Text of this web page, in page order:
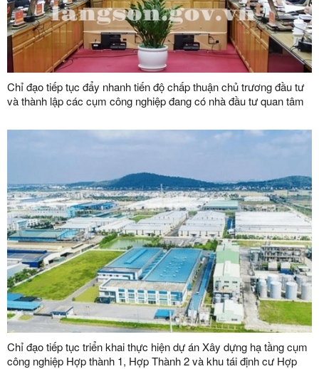
Chỉ đạo tiếp tục đẩy nhanh tiến độ chấp thuận chủ trương đầu tư
và thành lập các cụm công nghiệp đang có nhà đầu tư quan tâm
Chỉ đạo tiếp tục triển khai thực hiện dự án Xây dựng hạ tầng cụm
công nghiệp Hợp thành 1, Hợp Thành 2 và khu tái định cư Hợp